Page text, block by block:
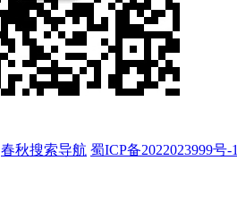
春秋搜索导航 蜀ICP备2022023999号-1